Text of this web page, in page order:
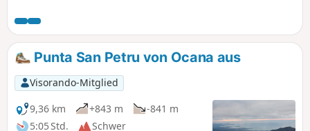
Jahren zu begegnen. Dieser Megalith gehört zwar nicht zu
den bekanntesten, birgt jedoch ein gewisses Geheimnis,
und die Umgebung ist die Reise wirklich wert. Dieser Ort ist
nicht sehr frequentiert, es herrscht absolute Ruhe. Eine
angenehme Reise durch Natur und Kultur.
Punta San Petru von Ocana aus
Visorando-Mitglied
9,36 km
+843 m
-841 m
5:05 Std.
Schwer